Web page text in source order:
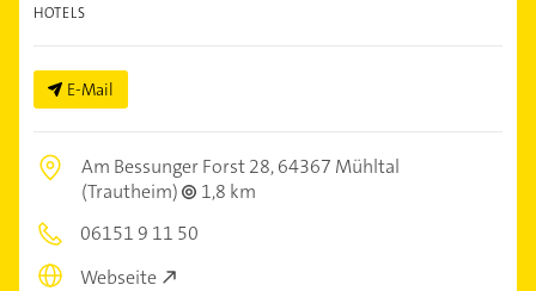
HOTELS
E-Mail
Am Bessunger Forst 28,64367 Mühltal
(Trautheim)
1,8 km
06151 9 11 50
Webseite